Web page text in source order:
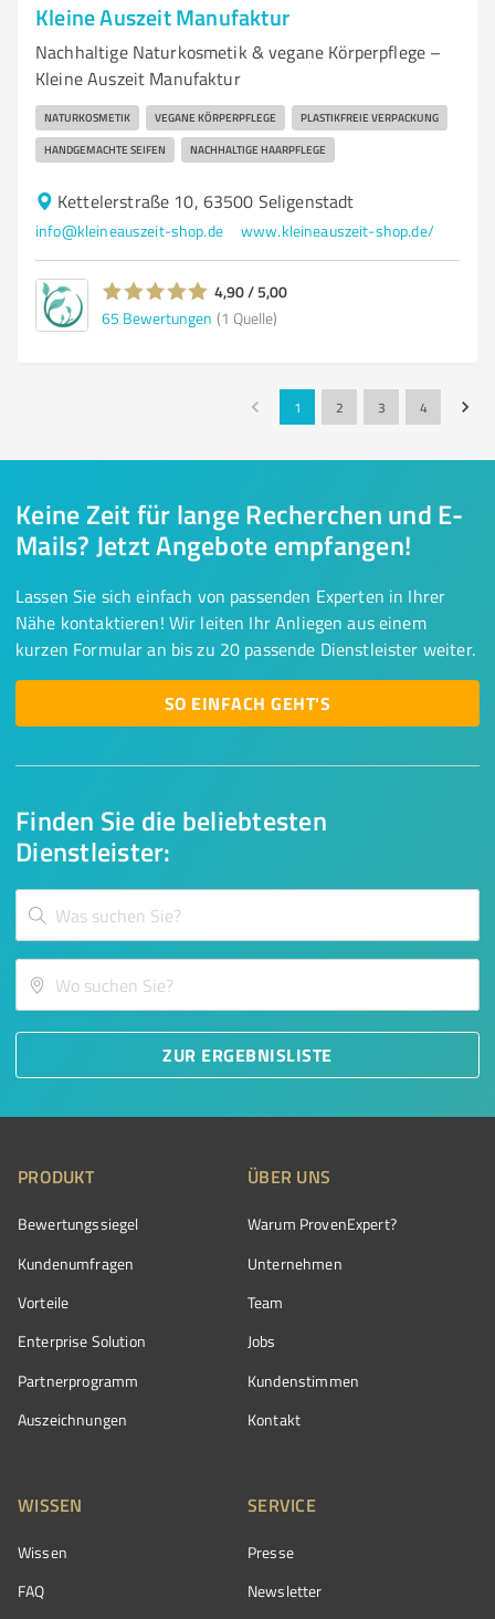
Kleine Auszeit Manufaktur
Nachhaltige Naturkosmetik & vegane Körperpflege –
Kleine Auszeit Manufaktur
NATURKOSMETIK VEGANE KÖRPERPFLEGE PLASTIKFREIE VERPACKUNG
HANDGEMACHTE SEIFEN NACHHALTIGE HAARPFLEGE
Kettelerstraße 10, 63500 Seligenstadt
info@kleineauszeit-shop.de www.kleineauszeit-shop.de/
4,90 / 5,00
65 Bewertungen (1 Quelle)
1 2 3 4
Finden Sie die beliebtesten
Dienstleister:
ZUR ERGEBNISLISTE
Keine Zeit für lange Recherchen und E-
Mails? Jetzt Angebote empfangen!
Lassen Sie sich einfach von passenden Experten in Ihrer
Nähe kontaktieren! Wir leiten Ihr Anliegen aus einem
kurzen Formular an bis zu 20 passende Dienstleister weiter.
SO EINFACH GEHT'S
PRODUKT
Bewertungssiegel
Kundenumfragen
Vorteile
Enterprise Solution
Partnerprogramm
Auszeichnungen
ÜBER UNS
Warum ProvenExpert?
Unternehmen
Team
Jobs
Kundenstimmen
Kontakt
WISSEN
Wissen
FAQ
SERVICE
Presse
Newsletter